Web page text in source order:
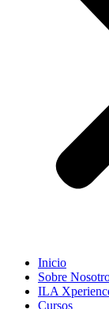
Inicio
Sobre
ILA
Cursos